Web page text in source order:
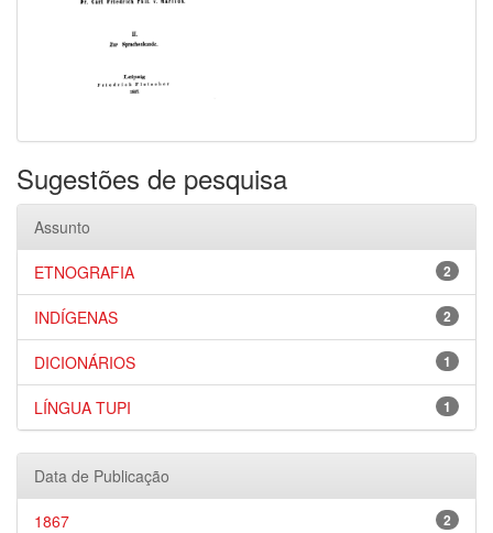
Sugestões de pesquisa
Assunto
2
ETNOGRAFIA
2
INDÍGENAS
1
DICIONÁRIOS
1
LÍNGUA TUPI
Data de Publicação
2
1867